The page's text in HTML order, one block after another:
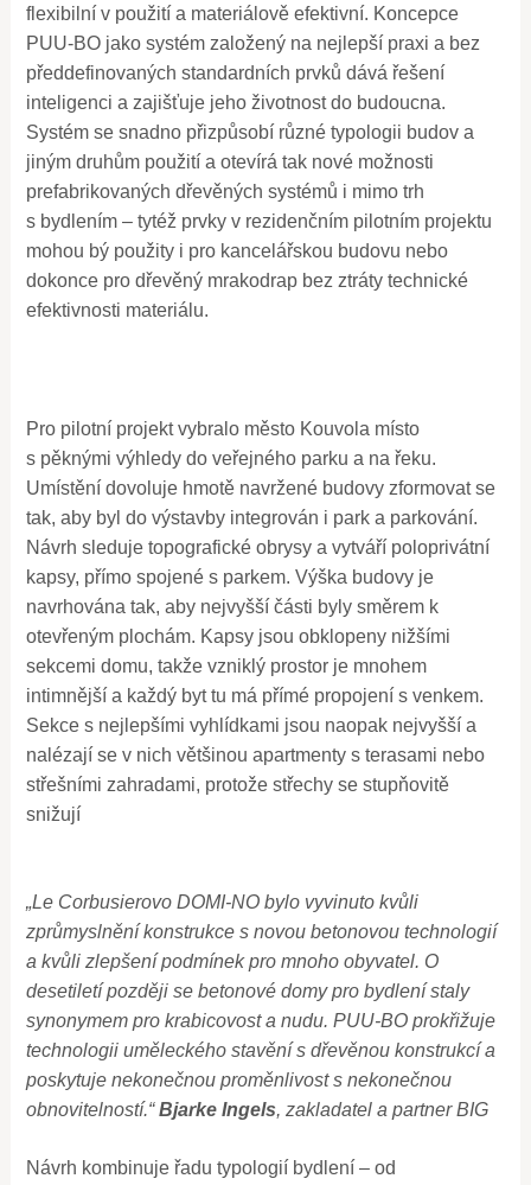
flexibilní v použití a materiálově efektivní. Koncepce
PUU-BO jako systém založený na nejlepší praxi a bez
předdefinovaných standardních prvků dává řešení
inteligenci a zajišťuje jeho životnost do budoucna.
Systém se snadno přizpůsobí různé typologii budov a
jiným druhům použití a otevírá tak nové možnosti
prefabrikovaných dřevěných systémů i mimo trh
s bydlením – tytéž prvky v rezidenčním pilotním projektu
mohou bý použity i pro kancelářskou budovu nebo
dokonce pro dřevěný mrakodrap bez ztráty technické
efektivnosti materiálu.
Pro pilotní projekt vybralo město Kouvola místo
s pěknými výhledy do veřejného parku a na řeku.
Umístění dovoluje hmotě navržené budovy zformovat se
tak, aby byl do výstavby integrován i park a parkování.
Návrh sleduje topografické obrysy a vytváří poloprivátní
kapsy, přímo spojené s parkem. Výška budovy je
navrhována tak, aby nejvyšší části byly směrem k
otevřeným plochám. Kapsy jsou obklopeny nižšími
sekcemi domu, takže vzniklý prostor je mnohem
intimnější a každý byt tu má přímé propojení s venkem.
Sekce s nejlepšími vyhlídkami jsou naopak nejvyšší a
nalézají se v nich většinou apartmenty s terasami nebo
střešními zahradami, protože střechy se stupňovitě
snižují
„Le Corbusierovo DOMI-NO bylo vyvinuto kvůli
zprůmyslnění konstrukce s novou betonovou technologií
a kvůli zlepšení podmínek pro mnoho obyvatel. O
desetiletí později se betonové domy pro bydlení staly
synonymem pro krabicovost a nudu. PUU-BO prokřižuje
technologii uměleckého stavění s dřevěnou konstrukcí a
poskytuje nekonečnou proměnlivost s nekonečnou
obnovitelností.“Bjarke Ingels, zakladatel a partner BIG
Návrh kombinuje řadu typologií bydlení – od